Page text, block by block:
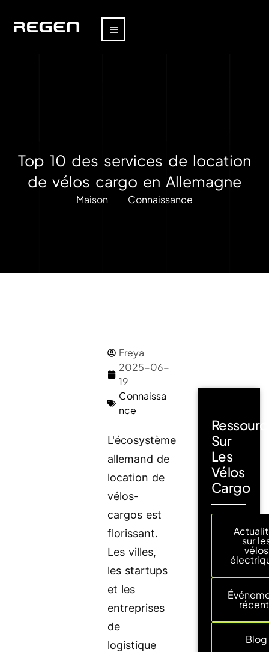
Top 10 des services de location
de vélos cargo en Allemagne
Maison Connaissance
Freya
2025-06-
19
Connaissa
nce
L'écosystème
allemand de
location de
vélos-
cargos est
florissant.
Les villes,
les startups
et les
entreprises
de
logistique
Sur
Les
Vélos
Cargo
sur
vélos
Blog